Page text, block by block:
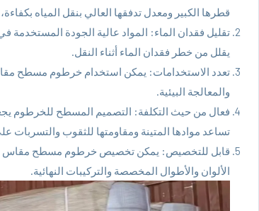
قطرها الكبير ومعدل تدفقها العالي بنقل المياه
يقلل من خطر فقدان الماء أثناء النقل.
والمعالجة البيئية.
فعال من حيث التكلفة: التصميم المسطح للخرطوم
تساعد موادها المتينة ومقاومتها للثقوب والتسربات
الألوان والأطوال المخصصة والتركيبات النهائية.